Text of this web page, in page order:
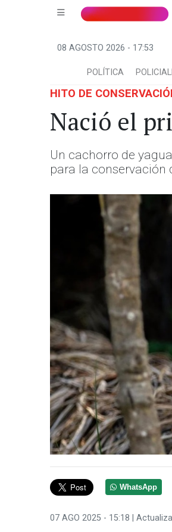
08 AGOSTO 2026 - 17:53
POLÍTICA
HITO DE
Nació el
Un cachorro de
para la conservación
WhatsApp
07 AGO 2025 - 15:18 |